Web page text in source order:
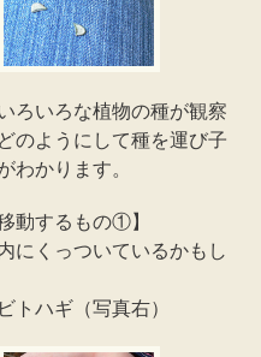
ろいろな植物の種が観察
のようにして種を運び子
かります。
動するもの①】
にくっついているかもし
ハギ（写真右）